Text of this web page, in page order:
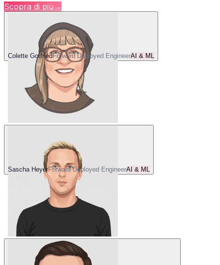
Scopra di più →
Colette GotfriedForward Deployed EngineerAI & ML
Sascha HeyerForward Deployed EngineerAI & ML